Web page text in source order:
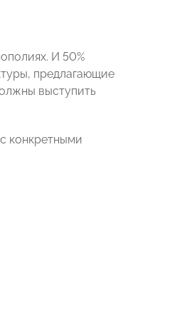
И 50%
предлагающие
выступить
конкретными